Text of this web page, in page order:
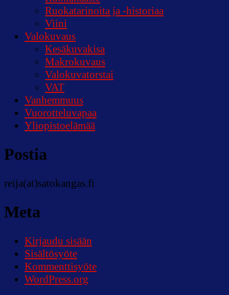
Ruokatarinoita ja -historiaa
Viini
Valokuvaus
Kesäkuvakisa
Makrokuvaus
Valokuvatorstai
VAT
Vanhemmuus
Vuorotteluvapaa
Yliopistoelämää
Postia
reija(at)satokangas.fi
Meta
Kirjaudu sisään
Sisältösyöte
Kommenttisyöte
WordPress.org